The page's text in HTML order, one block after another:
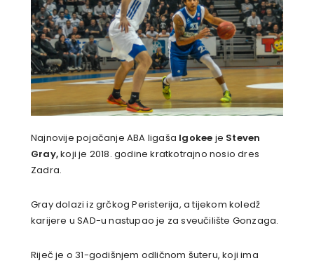
Najnovije pojačanje ABA ligaša Igokee je Steven
Gray,koji je 2018. godine kratkotrajno nosio dres
Zadra.
Gray dolazi iz grčkog Peristerija, a tijekom koledž
karijere u SAD-u nastupao je za sveučilište Gonzaga.
Riječ je o 31-godišnjem odličnom šuteru, koji ima